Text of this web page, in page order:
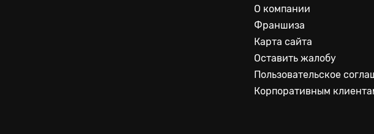
О компании
Франшиза
Карта сайта
Оставить жалобу
Пользовательское
Корпоративным